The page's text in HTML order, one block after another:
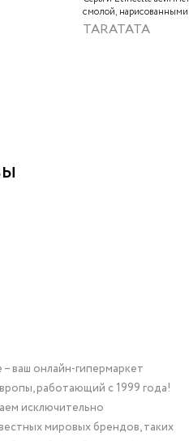
смолой,
слюдяным порошком,
тонированным
TARATATA
ваш онлайн-гипермаркет
работающий с 1999 года!
исключительно
мировых брендов, таких